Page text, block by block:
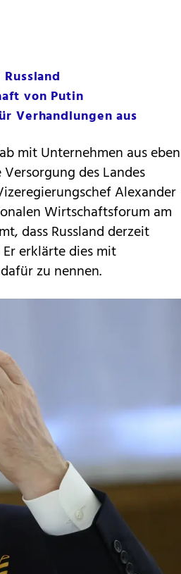
von Putin
Verhandlungen aus
mit Unternehmen aus eben
des Landes
Alexander
Wirtschaftsforum am
dass Russland derzeit
erklärte dies mit
zu nennen.